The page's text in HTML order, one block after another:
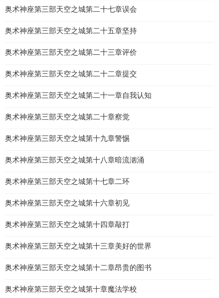
奥术神座第三部天空之城第二十七章误会
奥术神座第三部天空之城第二十五章坚持
奥术神座第三部天空之城第二十三章评价
奥术神座第三部天空之城第二十二章提交
奥术神座第三部天空之城第二十一章自我认知
奥术神座第三部天空之城第二十章察觉
奥术神座第三部天空之城第十九章警惕
奥术神座第三部天空之城第十八章暗流汹涌
奥术神座第三部天空之城第十七章二环
奥术神座第三部天空之城第十六章初见
奥术神座第三部天空之城第十四章敲打
奥术神座第三部天空之城第十三章美好的世界
奥术神座第三部天空之城第十二章昂贵的图书
奥术神座第三部天空之城第十章魔法学校